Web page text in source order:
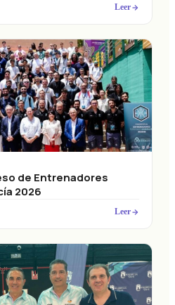
Leer
de Entrenadores
2026
Leer